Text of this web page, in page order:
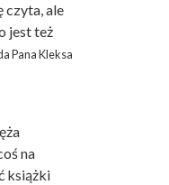
czyta, ale
jest też
Pana Kleksa
na
książki